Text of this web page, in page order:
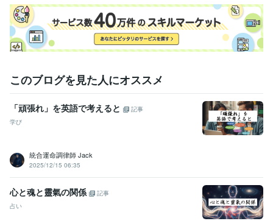
このブログを見た人にオススメ
「頑張れ」を英語で考えると
記事
学び
統合運命調律師 Jack
2025/12/15 06:35
心と魂と靈氣の関係
記事
占い